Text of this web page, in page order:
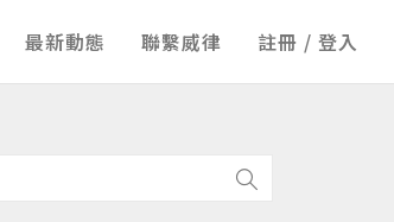
最新動態 聯繫威律 註冊 / 登入